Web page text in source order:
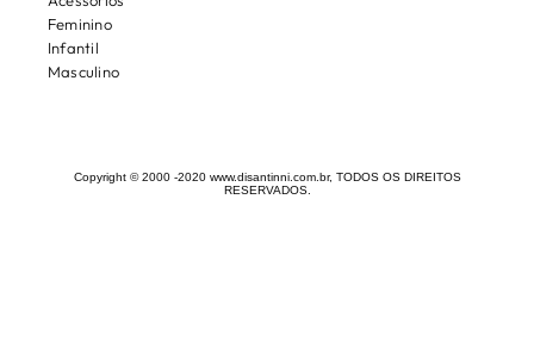
Feminino
Infantil
Masculino
Copyright © 2000 -2020 www.disantinni.com.br, TODOS OS DIREITOS
RESERVADOS.